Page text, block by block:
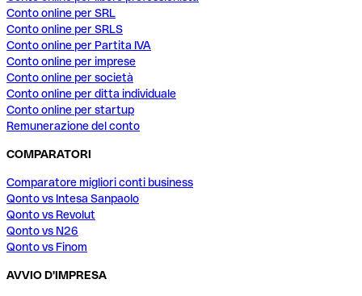
Conto online per SRL
Conto online per SRLS
Conto online per Partita IVA
Conto online per imprese
Conto online per società
Conto online per ditta individuale
Conto online per startup
Remunerazione del conto
COMPARATORI
Comparatore migliori conti business
Qonto vs Intesa Sanpaolo
Qonto vs Revolut
Qonto vs N26
Qonto vs Finom
AVVIO D'IMPRESA